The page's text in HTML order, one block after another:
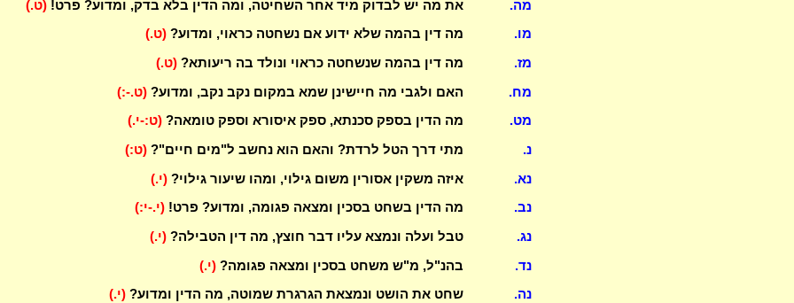
מה. את מה יש לבדוק מיד אחר השחיטה, ומה הדין בלא בדק, ומדוע? פרט!(ט.)
מו. מה דין בהמה שלא ידוע אם נשחטה כראוי, ומדוע?(ט.)
מז. מה דין בהמה שנשחטה כראוי ונולד בה ריעותא?(ט.)
מח. האם ולגבי מה חיישינן שמא במקום נקב נקב, ומדוע?(ט.-:)
מט. מה הדין בספק סכנתא, ספק איסורא וספק טומאה?(ט:-י.)
נ. מתי דרך הטל לרדת? והאם הוא נחשב ל"מים חיים"?(ט:)
נא. איזה משקין אסורין משום גילוי, ומהו שיעור גילוי?(י.)
נב. מה הדין בשחט בסכין ומצאה פגומה, ומדוע? פרט!(י.-י:)
נג. טבל ועלה ונמצא עליו דבר חוצץ, מה דין הטבילה?(י.)
נד. בהנ"ל, מ"ש משחט בסכין ומצאה פגומה?(י.)
נה. שחט את הושט ונמצאת הגרגרת שמוטה, מה הדין ומדוע?(י.)